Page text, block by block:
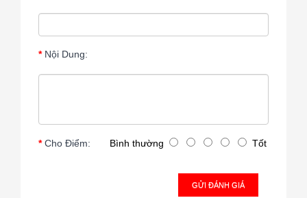
Nội Dung:
Cho Điểm: Bình thường Tốt
GỬI ĐÁNH GIÁ